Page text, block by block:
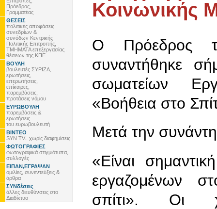
Πρόεδρος,
Γραμματέας
ΘΕΣΕΙΣ
πολιτικές αποφάσεις
συνεδρίων &
συνόδων Κεντρικής
Πολιτικής Επιτροπής,
ΤΜΗΜΑΤΑ επεξεργασίας
θέσεων της ΚΠΕ
ΒΟΥΛΗ
βουλευτές ΣΥΡΙΖΑ,
ερωτήσεις,
επερωτήσεις,
επίκαιρες,
παρεμβάσεις,
προτάσεις νόμου
ΕΥΡΩΒΟΥΛΗ
παρεμβάσεις &
ερωτήσεις
του ευρωβουλευτή
ΒΙΝΤΕΟ
SYN TV.. χωρίς διαφημίσεις
ΦΩΤΟΓΡΑΦΙΕΣ
φωτογραφικά στιγμιότυπα,
συλλογές
ΕΙΠΑΝ,ΕΓΡΑΨΑΝ
ομιλίες, συνεντεύξεις &
άρθρα
ΣΥΝδέσεις
άλλες διευθύνσεις στο
Διαδίκτυο
Κοινωνικής
Ο Πρόεδρος
συναντήθηκε
σωματείων
«Βοήθεια στο
Μετά την
«Είναι
εργαζομένων
σπίτι». Οι